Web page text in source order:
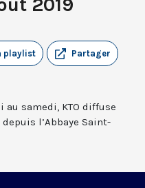
Partager
playlist
au samedi, KTO diffuse
l’Abbaye Saint-